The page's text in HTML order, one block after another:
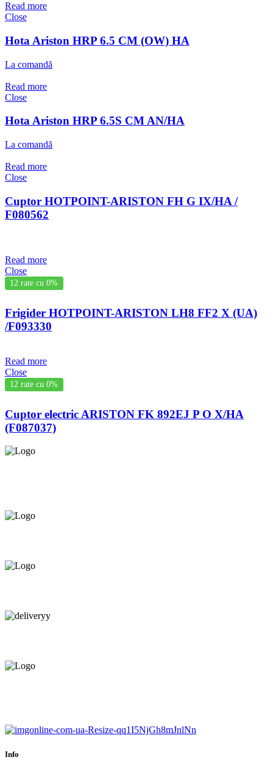
Read more
Close
Hota Ariston HRP 6.5 CM (OW) HA
La comandă
Read more
Close
Hota Ariston HRP 6.5S CM AN/HA
La comandă
Read more
Close
Cuptor HOTPOINT-ARISTON FH G IX/HA /
F080562
Read more
Close
12 rate cu 0%
Frigider HOTPOINT-ARISTON LH8 FF2 X (UA)
/F093330
Read more
Close
12 rate cu 0%
Cuptor electric ARISTON FK 892EJ P O X/HA
(F087037)
Info